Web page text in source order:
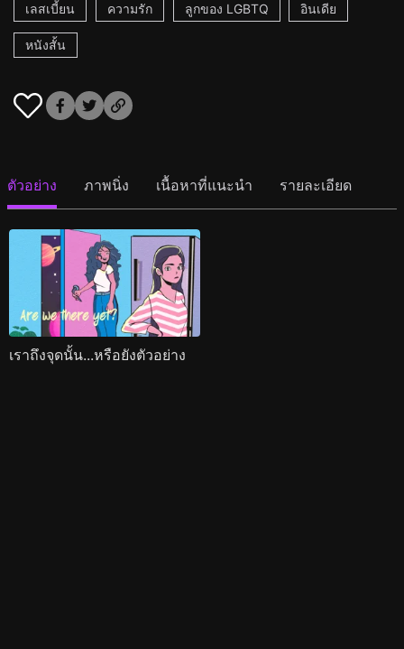
เลสเบี้ยน
ความรัก ลูกของ LGBTQ อินเดีย
หนังสั้น
ตัวอย่าง ภาพนิ่ง เนื้อหาที่แนะนำ รายละเอียด
เราถึงจุดนั้น...หรือยังตัวอย่าง